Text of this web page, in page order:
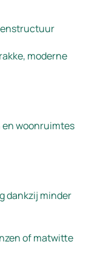
moderne
en woonruimtes
dankzij minder
of matwitte